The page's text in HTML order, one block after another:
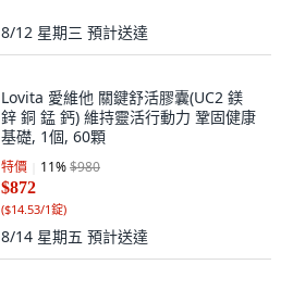
8/12 星期三 預計送達
Lovita 愛維他 關鍵舒活膠囊(UC2 鎂
鋅 銅 錳 鈣) 維持靈活行動力 鞏固健康
基礎, 1個, 60顆
特價 11%$980
$872
($14.53/1錠)
8/14 星期五 預計送達